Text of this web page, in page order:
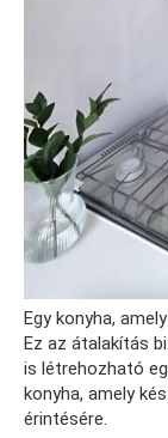
Egy konyha,
Ez az átalakítás
is létrehozható
konyha, amely
érintésére.